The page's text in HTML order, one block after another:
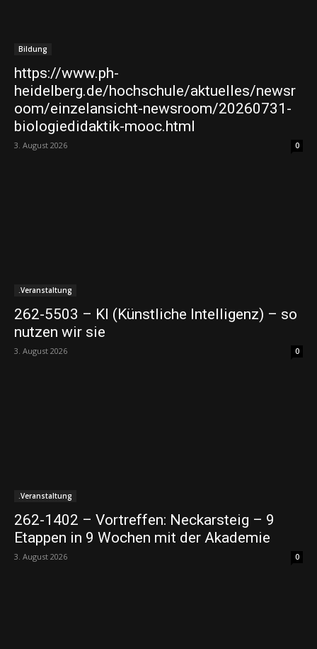
Bildung
https://www.ph-
heidelberg.de/hochschule/aktuelles/newsr
oom/einzelansicht-newsroom/20260731-
biologiedidaktik-mooc.html
3. August 2026 0
.Veranstaltung
262-5503 – KI (Künstliche Intelligenz) – so
nutzen wir sie
3. August 2026 0
.Veranstaltung
262-1402 – Vortreffen: Neckarsteig – 9
Etappen in 9 Wochen mit der Akademie
3. August 2026 0